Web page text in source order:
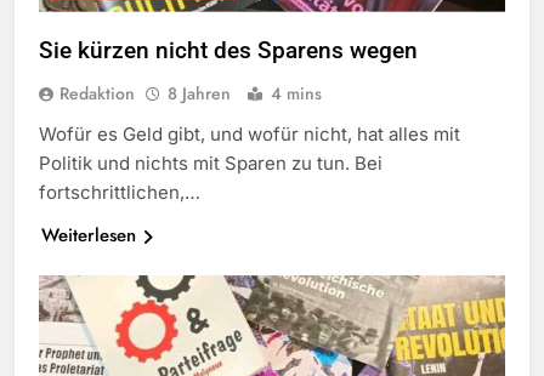
Sie kürzen nicht des Sparens wegen
Redaktion 8 Jahren 4 mins
Wofür es Geld gibt, und wofür nicht, hat alles mit
Politik und nichts mit Sparen zu tun. Bei
fortschrittlichen,…
Weiterlesen